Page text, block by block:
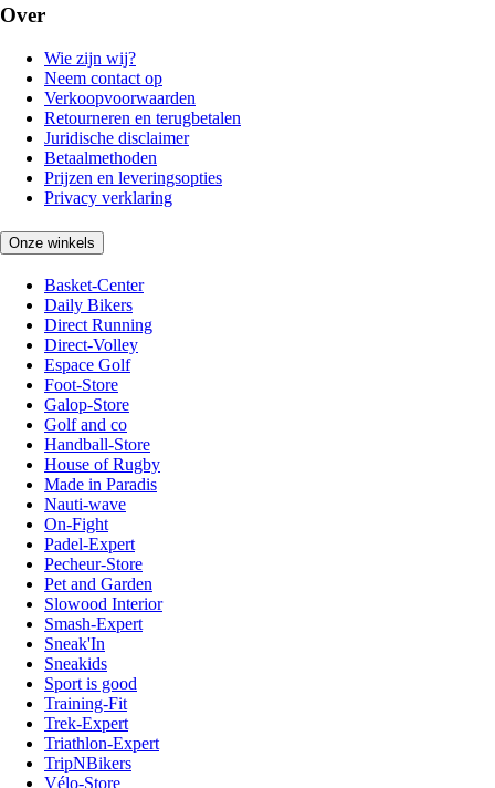
Over
Wie zijn wij?
Neem contact op
Verkoopvoorwaarden
Retourneren en terugbetalen
Juridische disclaimer
Betaalmethoden
Prijzen en leveringsopties
Privacy verklaring
Onze winkels
Basket-Center
Daily Bikers
Direct Running
Direct-Volley
Espace Golf
Foot-Store
Galop-Store
Golf and co
Handball-Store
House of Rugby
Made in Paradis
Nauti-wave
On-Fight
Padel-Expert
Pecheur-Store
Pet and Garden
Slowood Interior
Smash-Expert
Sneak'In
Sneakids
Sport is good
Training-Fit
Trek-Expert
Triathlon-Expert
TripNBikers
Vélo-Store